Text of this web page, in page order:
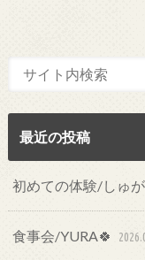
最近の投稿
初めての体験/しゅ
食事会/YURA🍀